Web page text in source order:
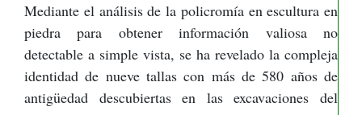
Mediante el análisis de la policromía en escultura en
piedra para obtener información valiosa no
detectable a simple vista, se ha revelado la compleja
identidad de nueve tallas con más de 580 años de
antigüedad descubiertas en las excavaciones del